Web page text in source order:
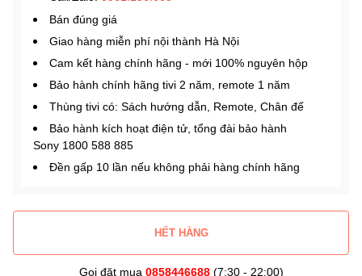
Bán đúng giá
Giao hàng miễn phí nội thành Hà Nội
Cam kết hàng chính hãng - mới 100% nguyên hộp
Bảo hành chính hãng tivi 2 năm, remote 1 năm
Thùng tivi có: Sách hướng dẫn, Remote, Chân đế
Bảo hành kích hoạt điện tử, tổng đài bảo hành
Sony 1800 588 885
Đền gấp 10 lần nếu không phải hàng chính hãng
HẾT HÀNG
Gọi đặt mua 0858446688(7:30 - 22:00)